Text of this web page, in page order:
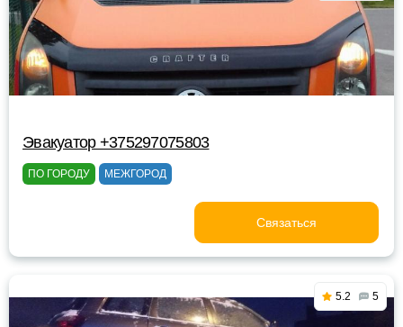
Эвакуатор +375297075803
ПО ГОРОДУ МЕЖГОРОД
Связаться
5.2 5